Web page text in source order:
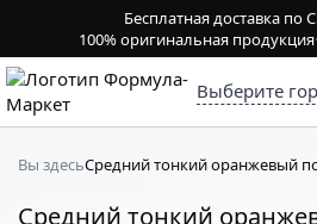
Бесплатная доставка по
100% оригинальная продукция·
Выберите
Вы здесь
Средний тонкий